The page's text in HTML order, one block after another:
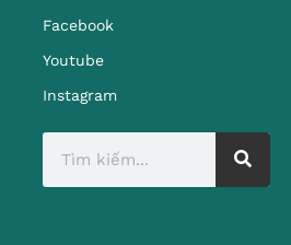
Facebook
Youtube
Instagram